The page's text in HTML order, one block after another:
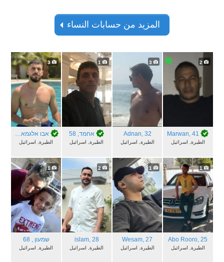
المزيد من حسابات النساء
2
Marwan, 41
الطيرة, اسرائيل
3
Adnan, 32
الطيرة, اسرائيل
1
אחמד, 58
الطيرة, اسرائيل
3
אבו אלגמאגם
الطيرة, اسرائيل
1
Abo Rooro, 25
الطيرة, اسرائيل
1
Wesam, 27
الطيرة, اسرائيل
2
islam, 28
الطيرة, اسرائيل
1
שמעון, 68
الطيرة, اسرائيل